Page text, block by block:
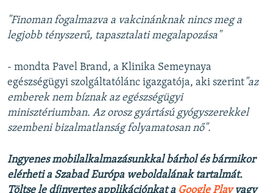
"Finoman fogalmazva a vakcinánknak nincs meg a
legjobb tényszerű, tapasztalati megalapozása"
- mondta Pavel Brand, a Klinika Semeynaya
egészségügyi szolgáltatólánc igazgatója, aki szerint "az
emberek nem bíznak az egészségügyi
minisztériumban. Az orosz gyártású gyógyszerekkel
szembeni bizalmatlanság folyamatosan nő".
Ingyenes mobilalkalmazásunkkal bárhol és bármikor
elérheti a Szabad Európa weboldalának tartalmát.
Töltse le díjnyertes applikációnkat a Google Playvagy